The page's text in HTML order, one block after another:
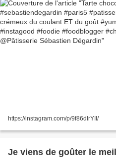
Dégardin
https://instagram.com/p/9f86dlrYII/
Je viens de goûter le